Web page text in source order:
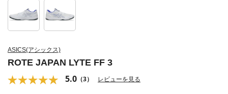
ASICS(アシックス)
ROTE JAPAN LYTE FF 3
5.0 （3） レビューを見る